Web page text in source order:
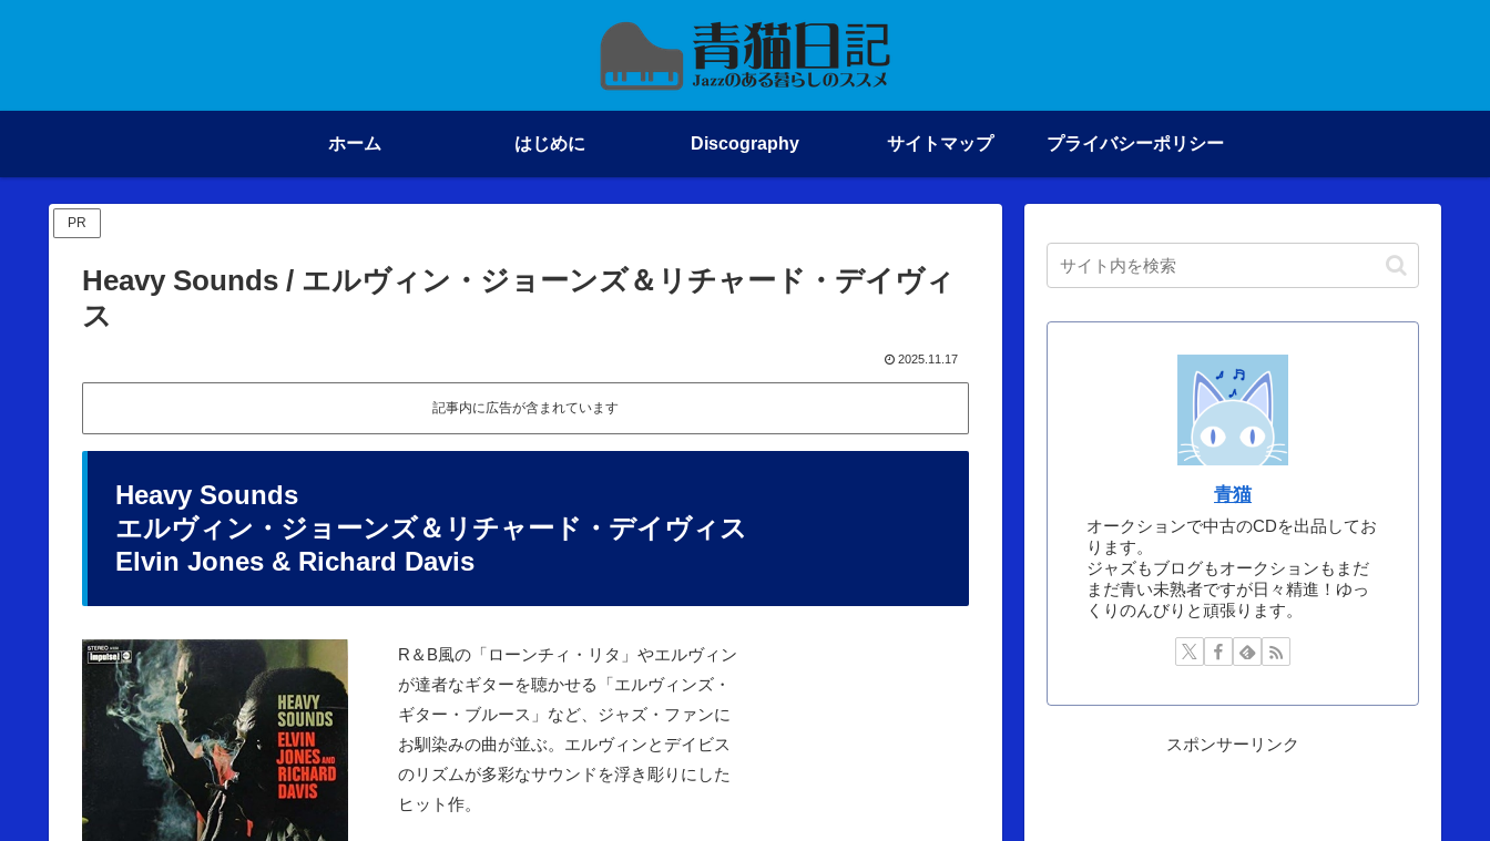
ホーム はじめに Discography サイトマップ プライバシーポリシー
PR
Heavy Sounds / エルヴィン・ジョーンズ＆リチャード・デイヴィ
ス
2025.11.17
記事内に広告が含まれています
Heavy Sounds
エルヴィン・ジョーンズ＆リチャード・デイヴィス
Elvin Jones & Richard Davis
R＆B風の「ローンチィ・リタ」やエルヴィン
が達者なギターを聴かせる「エルヴィンズ・
ギター・ブルース」など、ジャズ・ファンに
お馴染みの曲が並ぶ。エルヴィンとデイビス
のリズムが多彩なサウンドを浮き彫りにした
ヒット作。
青猫
オークションで中古のCDを出品してお
ります。
ジャズもブログもオークションもまだ
まだ青い未熟者ですが日々精進！ゆっ
くりのんびりと頑張ります。
スポンサーリンク